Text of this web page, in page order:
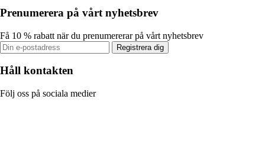
Prenumerera på vårt nyhetsbrev
Få 10 % rabatt när du prenumererar på vårt nyhetsbrev
Registrera dig
Håll kontakten
Följ oss på sociala medier